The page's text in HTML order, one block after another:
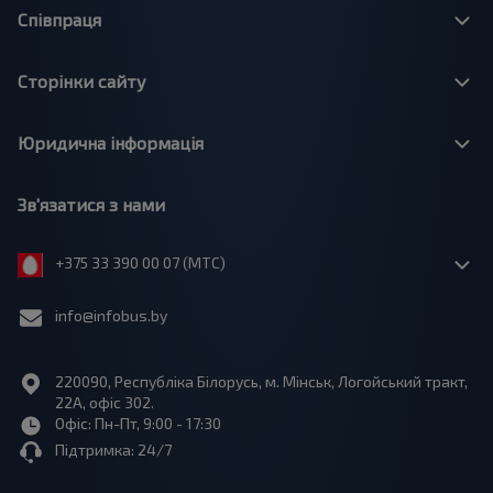
Співпраця
Сторінки сайту
Юридична інформація
Зв'язатися з нами
+375 33 390 00 07 (МТС)
info@infobus.by
220090, Республіка Білорусь, м. Мінськ, Логойський тракт,
22А, офіс 302.
Офіс: Пн-Пт, 9:00 - 17:30
Підтримка: 24/7